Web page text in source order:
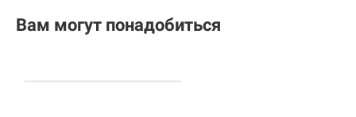
Вам могут понадобиться